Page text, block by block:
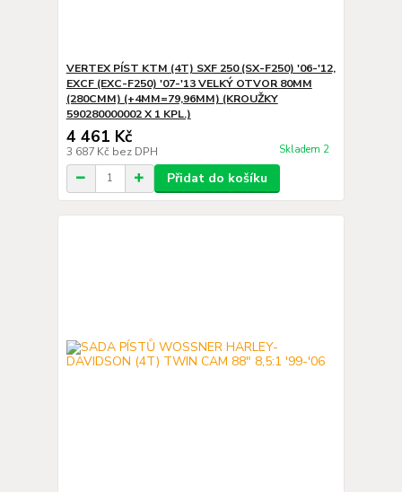
VERTEX PÍST KTM (4T) SXF 250 (SX-F250) '06-'12,
EXCF (EXC-F250) '07-'13 VELKÝ OTVOR 80MM
(280CMM) (+4MM=79,96MM) (KROUŽKY
590280000002 X 1 KPL.)
4 461 Kč
3 687 Kč bez DPH Skladem 2
Přidat do košíku